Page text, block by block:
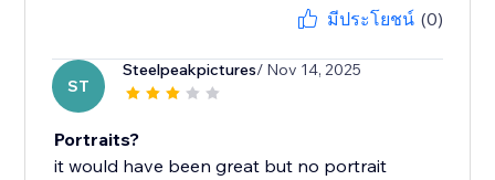
มีประโยชน์ (0)
ST
Steelpeakpictures/ Nov 14, 2025
Portraits?
it would have been great but no portrait